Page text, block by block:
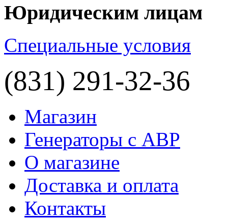
Юридическим лицам
Специальные условия
(831) 291-32-36
Магазин
Генераторы с АВР
О магазине
Доставка и оплата
Контакты